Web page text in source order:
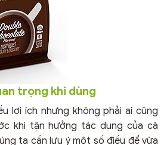
trọng khi dùng
lợi ích nhưng không phải ai cũng
khi tận hưởng tác dụng của cà
ta cần lưu ý một số điều để vừa